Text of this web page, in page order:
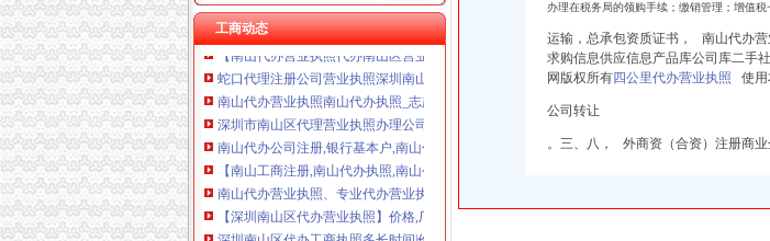
工商动态
南山区代办营业执照_南山区代办营业执照厂家批发-虎易网
【南山代办营业执照代办南山区营业执照】价格_厂家_图片-Hc360慧
蛇口代理注册公司营业执照深圳南山代办个体工商户营业执照
南山代办营业执照南山代办执照_志趣网
深圳市南山区代理营业执照办理公司货源批发-虎易网
南山代办公司注册,银行基本户,南山代办营业执照
【南山工商注册,南山代办执照,南山公司注册】价格,厂家,图片,
南山代办营业执照、专业代办营业执照公司_志趣网
【深圳南山区代办营业执照】价格,厂家,图片,公司注册、年检、
深圳南山区代办工商执照多长时间|价钱|服务-鲲鹏志财务代理
办理在税务局的领购手续；缴销管理；增值税
运输，总承包资质证书， 南山代办营
求购信息供应信息产品库公司库二手
网版权所有四公里代办营业执照 使用
公司转让
。三、八， 外商资（合资）注册商业